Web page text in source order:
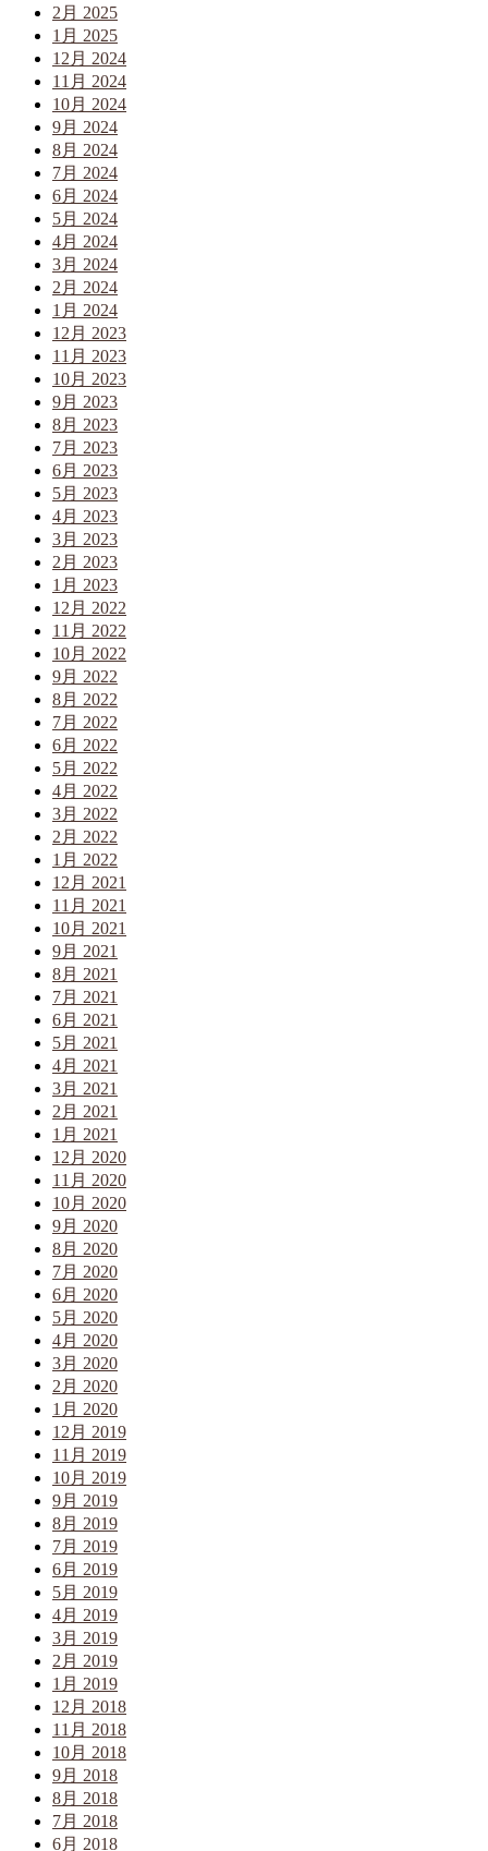
2月 2025
1月 2025
12月 2024
11月 2024
10月 2024
9月 2024
8月 2024
7月 2024
6月 2024
5月 2024
4月 2024
3月 2024
2月 2024
1月 2024
12月 2023
11月 2023
10月 2023
9月 2023
8月 2023
7月 2023
6月 2023
5月 2023
4月 2023
3月 2023
2月 2023
1月 2023
12月 2022
11月 2022
10月 2022
9月 2022
8月 2022
7月 2022
6月 2022
5月 2022
4月 2022
3月 2022
2月 2022
1月 2022
12月 2021
11月 2021
10月 2021
9月 2021
8月 2021
7月 2021
6月 2021
5月 2021
4月 2021
3月 2021
2月 2021
1月 2021
12月 2020
11月 2020
10月 2020
9月 2020
8月 2020
7月 2020
6月 2020
5月 2020
4月 2020
3月 2020
2月 2020
1月 2020
12月 2019
11月 2019
10月 2019
9月 2019
8月 2019
7月 2019
6月 2019
5月 2019
4月 2019
3月 2019
2月 2019
1月 2019
12月 2018
11月 2018
10月 2018
9月 2018
8月 2018
7月 2018
6月 2018